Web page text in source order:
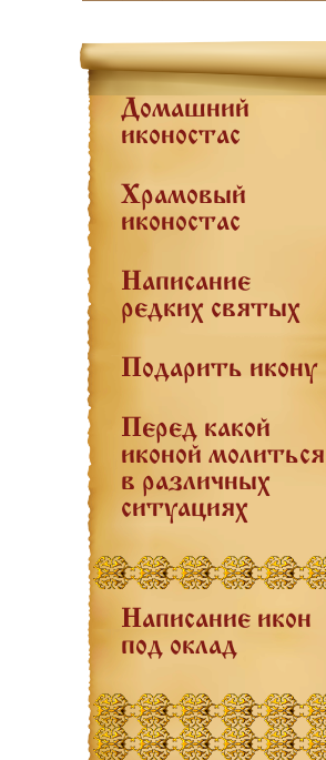
Домашний
иконостас
Храмовый
иконостас
Написание
редких святых
Подарить икону
Перед какой
иконой молиться
в различных
ситуациях
Написание икон
под оклад